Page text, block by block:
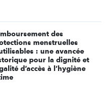
des
menstruelles
: une avancée
pour la dignité et
d’accès à l’hygiène